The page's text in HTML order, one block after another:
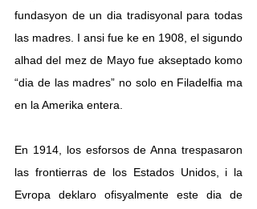
fundasyon de un dia tradisyonal para todas
las madres. I ansi fue ke en 1908, el sigundo
alhad del mez de Mayo fue akseptado komo
“dia de las madres” no solo en Filadelfia ma
en la Amerika entera.
En 1914, los esforsos de Anna trespasaron
las frontierras de los Estados Unidos, i la
Evropa deklaro ofisyalmente este dia de